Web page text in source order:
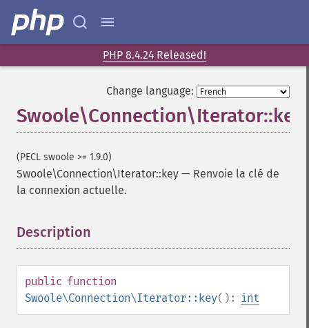
PHP 8.4.24 Released!
Change language:
Swoole\Connection\Iterator::key
(PECL swoole >= 1.9.0)
Swoole\Connection\Iterator::key — Renvoie la clé de
la connexion actuelle.
Description
public function
Swoole\Connection\Iterator::key(): int